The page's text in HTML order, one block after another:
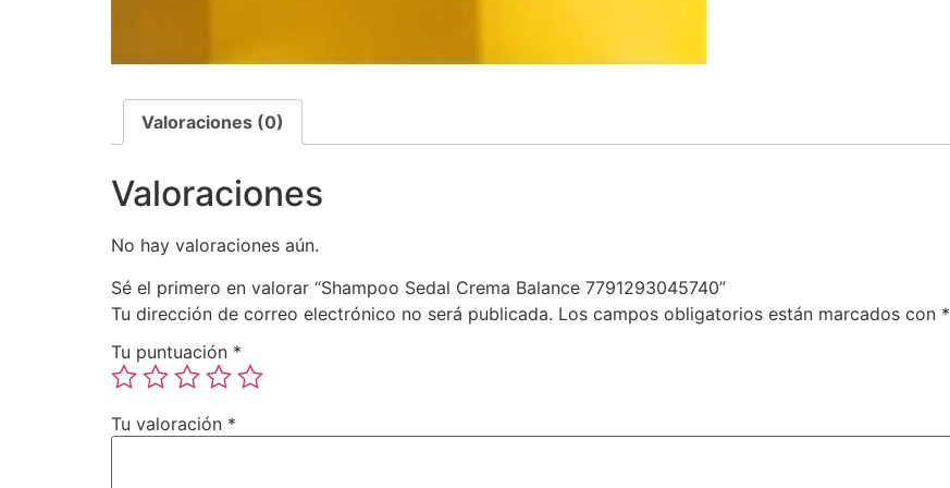
Valoraciones (0)
Valoraciones
No hay valoraciones aún.
Sé el primero en valorar “Shampoo Sedal Crema Balance 7791293045740”
Tu dirección de correo electrónico no será publicada. Los campos obligatorios están marcados con *
Tu puntuación *
Tu valoración *